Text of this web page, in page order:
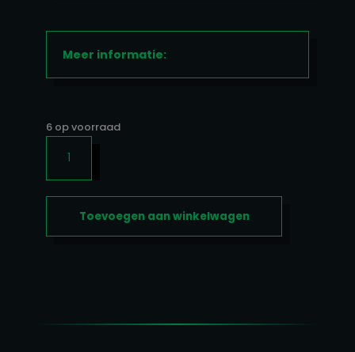
Meer informatie:
6 op voorraad
VITAMIN
COMPLEX
90CAPS
AANTALToevoegen aan winkelwagen